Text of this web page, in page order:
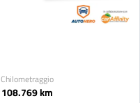
Chilometraggio
108.769 km